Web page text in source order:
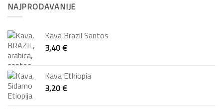
NAJPRODAVANIJE
Kava Brazil Santos
3,40€
Kava Ethiopia
3,20€